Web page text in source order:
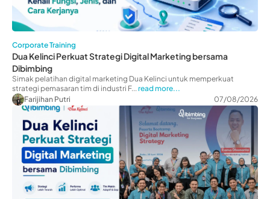
Corporate Training
Dua Kelinci Perkuat Strategi Digital Marketing bersama
Dibimbing
Simak pelatihan digital marketing Dua Kelinci untuk memperkuat
strategi pemasaran tim di industri F...read more...
Farijihan Putri
07/08/2026